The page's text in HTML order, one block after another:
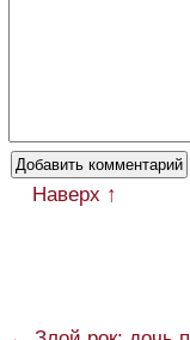
Наверх ↑